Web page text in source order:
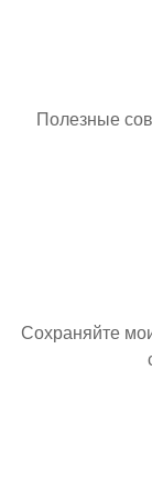
Полезные
Сохраняйте